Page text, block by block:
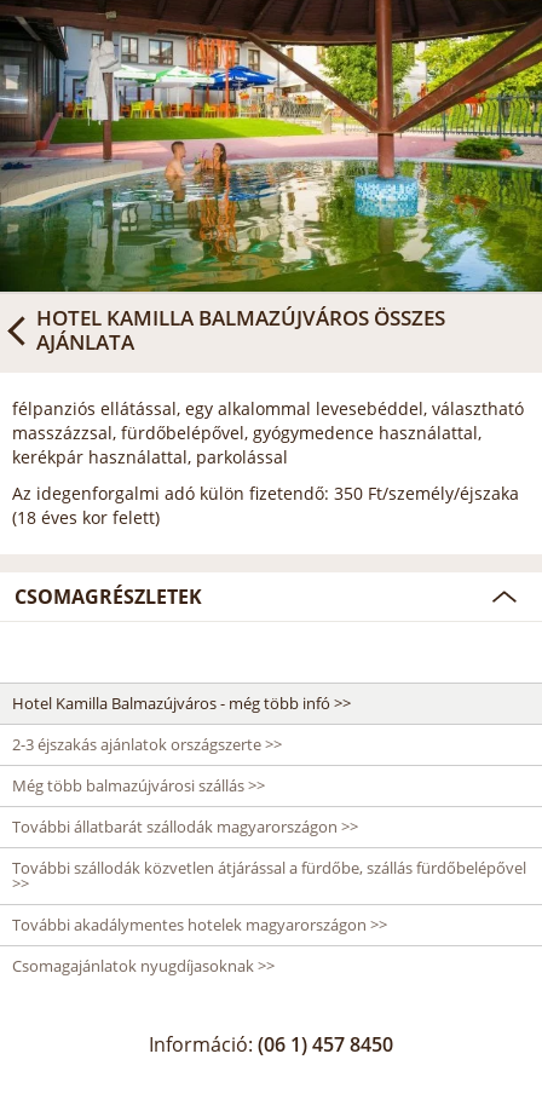
HOTEL KAMILLA BALMAZÚJVÁROS ÖSSZES
AJÁNLATA
félpanziós ellátással, egy alkalommal levesebéddel, választható
masszázzsal, fürdőbelépővel, gyógymedence használattal,
kerékpár használattal, parkolással
Az idegenforgalmi adó külön fizetendő: 350 Ft/személy/éjszaka
(18 éves kor felett)
CSOMAGRÉSZLETEK
Hotel Kamilla Balmazújváros - még több infó >>
2-3 éjszakás ajánlatok országszerte >>
Még több balmazújvárosi szállás >>
További állatbarát szállodák magyarországon >>
További szállodák közvetlen átjárással a fürdőbe, szállás fürdőbelépővel
>>
További akadálymentes hotelek magyarországon >>
Csomagajánlatok nyugdíjasoknak >>
Információ: (06 1) 457 8450